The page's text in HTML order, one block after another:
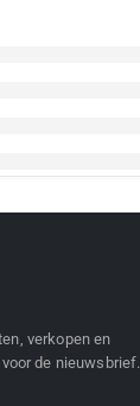
verkopen en
de nieuwsbrief.